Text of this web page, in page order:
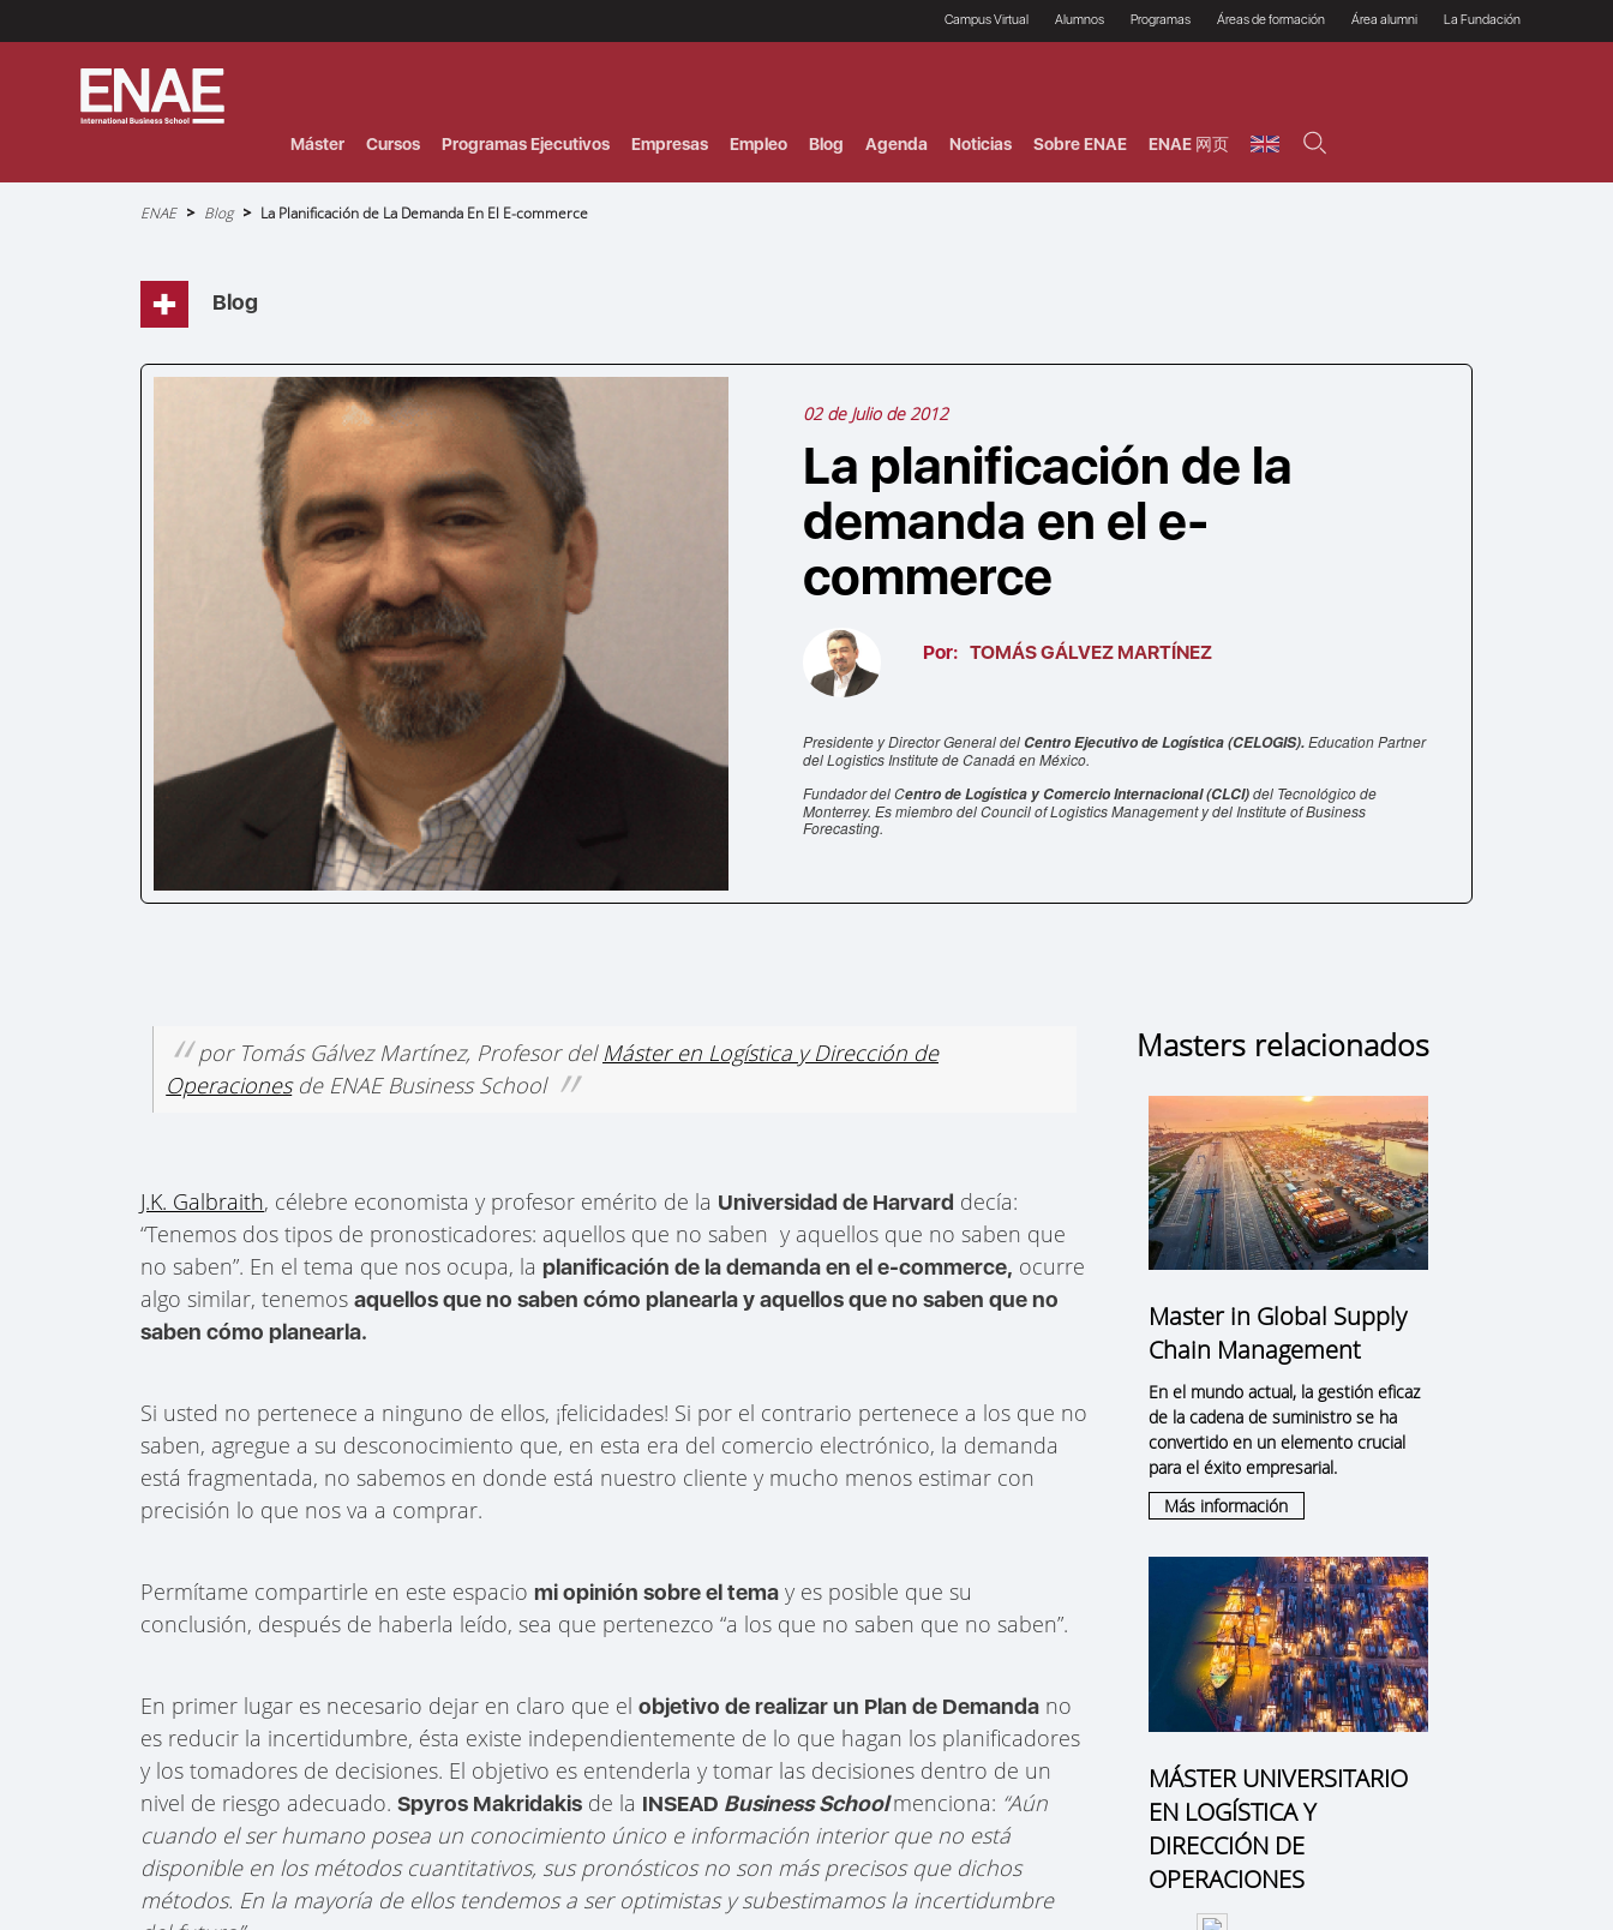
Campus Virtual Alumnos
Prácticas en empresas
Programas
Programas Ejecutivos
Áreas de formación
Riesgos
Área alumni La Fundación
Máster Cursos Programas Ejecutivos Empresas Empleo Blog Agenda Noticias Sobre ENAE ENAE 网页
Sobrescribir
la
navegación
ENAE Blog La Planificación de La Demanda En El E-commerce
Blog
02 de Julio de 2012
La planificación de la
demanda en el e-
commerce
Por: TOMÁS GÁLVEZ MARTÍNEZ
Presidente y Director General del Centro Ejecutivo de Logística (CELOGIS).Education Partner
del Logistics Institute de Canadá en México.
Fundador del Centro de Logística y Comercio Internacional (CLCI)del Tecnológico de
Monterrey. Es miembro del Council of Logistics Management y del Institute of Business
Forecasting.
por Tomás Gálvez Martínez, Profesor del Máster en Logística y Dirección de
Operacionesde ENAE Business School
J.K. Galbraith, célebre economista y profesor emérito de la Universidad de Harvard decía:
“Tenemos dos tipos de pronosticadores: aquellos que no saben y aquellos que no saben que
no saben”. En el tema que nos ocupa, laplanificación de la demanda en el e-commerce, ocurre
algo similar, tenemosaquellos que no saben cómo planearla y aquellos que no saben que no
saben cómo planearla.
Si usted no pertenece a ninguno de ellos, ¡felicidades! Si por el contrario pertenece a los que no
saben, agregue a su desconocimiento que, en esta era del comercio electrónico, la demanda
está fragmentada, no sabemos en donde está nuestro cliente y mucho menos estimar con
precisión lo que nos va a comprar.
Permítame compartirle en este espaciomi opinión sobre el tema y es posible que su
conclusión, después de haberla leído, sea que pertenezco “a los que no saben que no saben”.
En primer lugar es necesario dejar en claro que elobjetivo de realizar un Plan de Demanda no
es reducir la incertidumbre, ésta existe independientemente de lo que hagan los planificadores
y los tomadores de decisiones. El objetivo es entenderla y tomar las decisiones dentro de un
nivel de riesgo adecuado.Spyros Makridakis de la INSEAD Business Schoolmenciona: “Aún
cuando el ser humano posea un conocimiento único e información interior que no está
disponible en los métodos cuantitativos, sus pronósticos no son más precisos que dichos
métodos. En la mayoría de ellos tendemos a ser optimistas y subestimamos la incertidumbre
Masters relacionados
Master in Global Supply
Chain Management
En el mundo actual, la gestión eficaz
de la cadena de suministro se ha
convertido en un elemento crucial
para el éxito empresarial.
Más información
MÁSTER UNIVERSITARIO
EN LOGÍSTICA Y
DIRECCIÓN DE
OPERACIONES